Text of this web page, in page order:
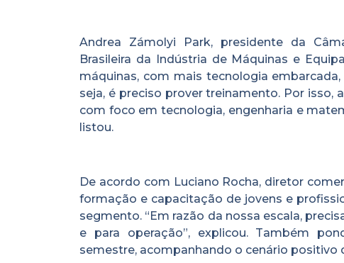
Andrea Zámolyi Park, presidente da
Brasileira da Indústria de Máquinas e
máquinas, com mais tecnologia
seja, é preciso prover treinamento. Por
com foco em tecnologia, engenharia e
listou.
De acordo com Luciano Rocha, diretor
formação e capacitação de jovens e
segmento. “Em razão da nossa escala,
e para operação”, explicou. Também
semestre, acompanhando o cenário positivo